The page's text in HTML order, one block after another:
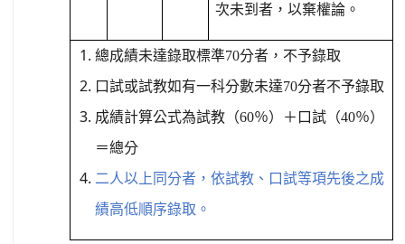
次未到者，以棄權論。
總成績未達錄取標準70分者，不予錄取
口試或試教如有一科分數未達70分者不予錄取
成績計算公式為試教（60％）＋ 口試（40％）
＝總分
二人以上同分者，依試教、口試等項先後之成
績高低順序錄取。